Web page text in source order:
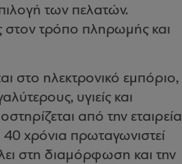
των πελατών.
στον τρόπο πληρωμής και
στο ηλεκτρονικό εμπόριο,
υγιείς και
από την εταιρεία
χρόνια πρωταγωνιστεί
στη διαμόρφωση και την